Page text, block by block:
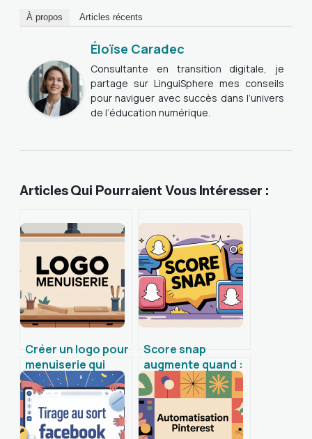
À propos Articles récents
Éloïse Caradec
Consultante en transition digitale, je
partage sur LinguiSphere mes conseils
pour naviguer avec succès dans l’univers
de l’éducation numérique.
Articles Qui Pourraient Vous Intéresser :
Créer un logo pour
menuiserie qui
marque les esprits
et rassure vos
clients
Score snap
augmente quand :
comprendre et
maîtriser les
variations de
votre snapscore